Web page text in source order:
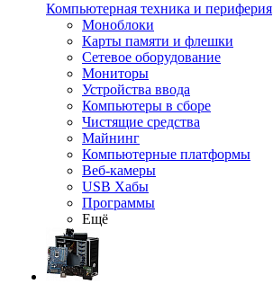
Компьютерная техника и периферия
Моноблоки
Карты памяти и флешки
Сетевое оборудование
Мониторы
Устройства ввода
Компьютеры в сборе
Чистящие средства
Майнинг
Компьютерные платформы
Веб-камеры
USB Хабы
Программы
Ещё